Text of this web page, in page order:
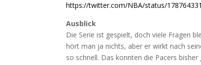
https://twitter.com/NBA/status/
Ausblick
Die Serie ist gespielt, doch viele Fragen
hört man ja nichts, aber er wirkt nach
so schnell. Das konnten die Pacers